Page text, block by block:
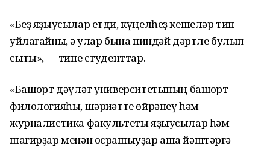
«Беҙ яҙыусылар етди, күңелһеҙ кешеләр тип
уйлағайныҡ, ә улар бына ниндәй дәртле булып
сыҡты», — тине студенттар.
«Башҡорт дәүләт университетының башҡорт
филологияһы, шәрҡиәтте өйрәнеү һәм
журналистика факультеты яҙыусылар һәм
шағирҙар менән осрашыуҙар аша йәштәргә